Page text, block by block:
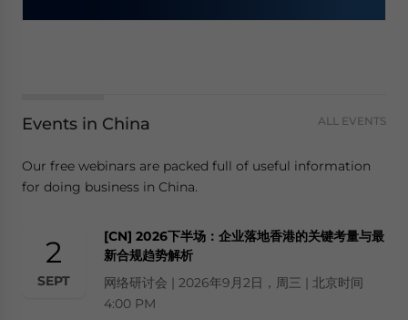
Events in China ALL EVENTS
Our free webinars are packed full of useful information
for doing business in China.
2
SEPT
[CN] 2026下半场：企业落地香港的关键考量与最
新合规趋势解析
网络研讨会 | 2026年9月2日，周三 | 北京时间
4:00 PM